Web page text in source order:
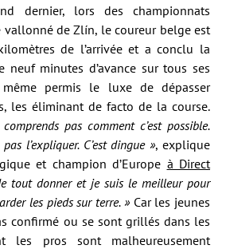
dernier, lors des championnats
vallonné de Zlín, le coureur belge est
de l’arrivée et a conclu la
neuf minutes d’avance sur tous ses
même permis le luxe de dépasser
les éliminant de facto de la course.
pas comment c’est possible.
l’expliquer. C’est dingue », explique
et champion d’Europe à Direct
tout donner et je suis le meilleur pour
les pieds sur terre. »Car les jeunes
confirmé ou se sont grillés dans les
les pros sont malheureusement